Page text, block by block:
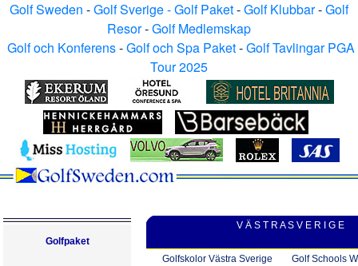
Golf Sweden -Golf Sverige - Golf Paket-Golf Klubbar-Golf
Resor-Golf Medlemskap
Golf och Konferens-Golf och Spa Paket-Golf Tavlingar PGA
Tour 2025
Golfpaket
V Ä S T R A S V E R I G E
Golfskolor Västra Sverige Golf Schools